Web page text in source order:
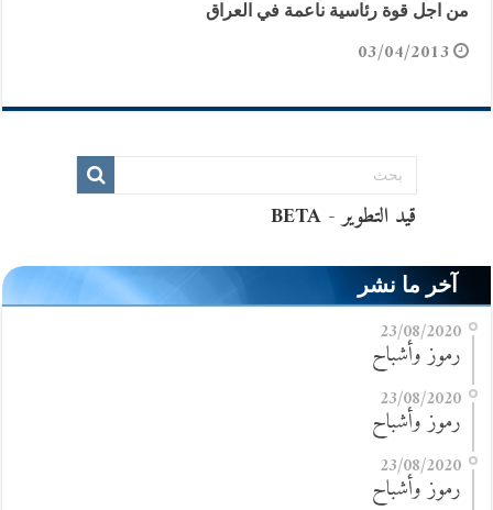
من اجل قوة رئاسية ناعمة في العراق
03/04/2013
آخر ما نشر
23/08/2020
رموز وأشباح
23/08/2020
رموز وأشباح
23/08/2020
رموز وأشباح